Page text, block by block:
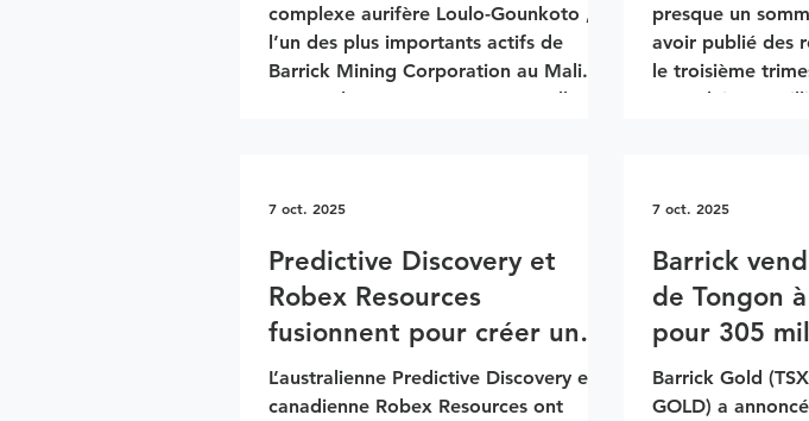
complexe aurifère Loulo-Gounkoto ,
l’un des plus importants actifs de
Barrick Mining Corporation au Mali.
Cette relance marque une nouvelle
Une suspension aux causes politiques
gouvernement de transition malien
avait bloqué les exportations d’or,
saisi plusieurs to
presque un
avoir publié des
le troisième
a produit 1,3
teneur à sa mine phare Zgounder au
l’usine de
tonnes de
de
Predictive Discovery et
Robex Resources
fusionnent pour créer un
nouveau producteur
aurifère majeur en Guinée
L’australienne Predictive Discovery et la
canadienne Robex Resources ont
7 oct. 2025
Barrick
de Tongon
pour 305
Barrick Gold
GOLD) a
7 oct. 2025